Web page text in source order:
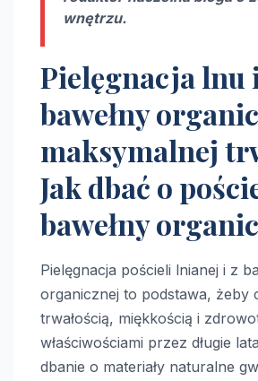
wnętrzu.
Pielęgnacja lnu
bawełny
maksymalnej
Jak dbać o
bawełny
Pielęgnacja pościeli lnianej i z
organicznej to podstawa, żeby
trwałością, miękkością i
właściwościami przez długie
dbanie o materiały naturalne